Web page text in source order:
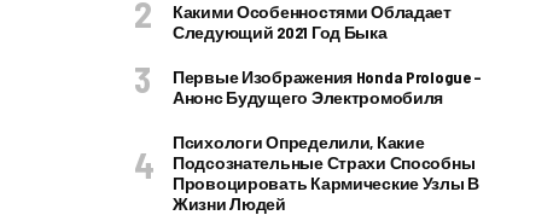
Какими Особенностями Обладает
Следующий 2021 Год Быка
Первые Изображения Honda Prologue –
Анонс Будущего Электромобиля
Психологи Определили, Какие
Подсознательные Страхи Способны
Провоцировать Кармические Узлы В
Жизни Людей